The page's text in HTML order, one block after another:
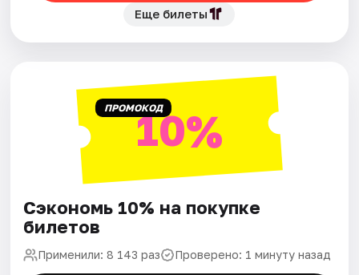
Еще билеты
ПРОМОКОД10%
Сэкономь 10% на покупке
билетов
Применили: 8 143 раз Проверено: 1 минуту назад